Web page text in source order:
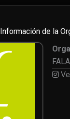
Información de la